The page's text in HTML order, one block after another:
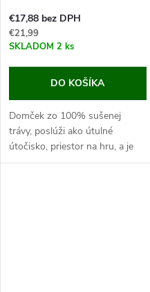
€17,88 bez DPH
€21,99
SKLADOM 2 ks
DO KOŠÍKA
Domček zo 100% sušenej
trávy, poslúži ako útulné
útočisko, priestor na hru, a je
ideálny na okus a konzumáciu,